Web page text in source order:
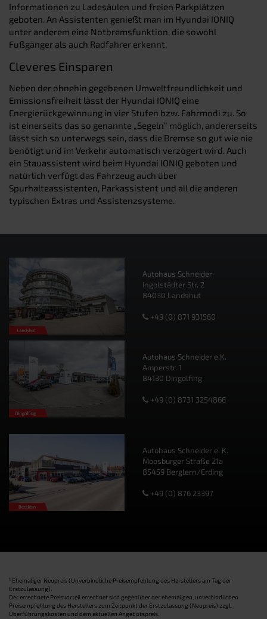
Informationen zu Ladesäulen und freien Parkplätzen
geboten. An Assistenten genießt man im Hyundai IONIQ
unter anderem eine Notbremsfunktion, die sowohl
Fußgänger als auch Radfahrer erkennt.
Cleveres Einsparen
Neben der ohnehin gegebenen Umweltfreundlichkeit und
Emissionsfreiheit lässt der Hyundai IONIQ eine
Energierückgewinnung in vier Stufen bzw. Fahrmodi zu. So
ist einerseits das so genannte „Segeln“ möglich, andererseits
lässt sich so unterwegs sein, dass die Bremse so gut wie nie
benötigt und im Verkehr automatisch verzögert wird. Auch
ein Stauassistent wird beim Hyundai IONIQ geboten und
natürlich verfügt das Fahrzeug auch über
Spurhalteassistenten, Parkassistent und all die anderen
typischen Extras und Assistenzsysteme.
Autohaus Schneider
Ingolstädter Str. 2
84030 Landshut
+49 (0) 871 931560
Autohaus Schneider e.K.
Amperstr. 1
84130 Dingolfing
+49 (0) 8731 3254866
Autohaus Schneider e. K.
Moosburger Straße 21a
85459 Berglern/Erding
+49 (0) 876 23397
1 Ehemaliger Neupreis (Unverbindliche Preisempfehlung des Herstellers am Tag der
Erstzulassung).
Der errechnete Preisvorteil errechnet sich gegenüber der ehemaligen, unverbindlichen
Preisempfehlung des Herstellers zum Zeitpunkt der Erstzulassung (Neupreis) zzgl.
Überführungskosten und dem aktuellen Angebotspreis.